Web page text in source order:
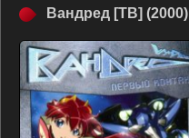
Вандред [ТВ] (2000)